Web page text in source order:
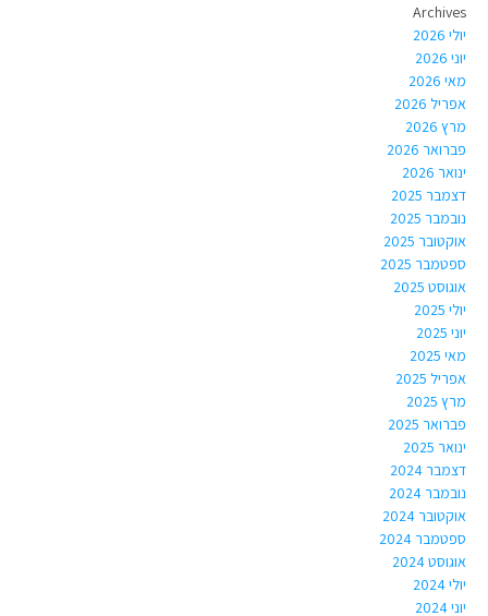
Archives
יולי 2026
יוני 2026
מאי 2026
אפריל 2026
מרץ 2026
פברואר 2026
ינואר 2026
דצמבר 2025
נובמבר 2025
אוקטובר 2025
ספטמבר 2025
אוגוסט 2025
יולי 2025
יוני 2025
מאי 2025
אפריל 2025
מרץ 2025
פברואר 2025
ינואר 2025
דצמבר 2024
נובמבר 2024
אוקטובר 2024
ספטמבר 2024
אוגוסט 2024
יולי 2024
יוני 2024